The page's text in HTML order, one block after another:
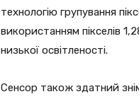
технологію групування
використанням пікселів
низької освітленості.
Сенсор також здатний